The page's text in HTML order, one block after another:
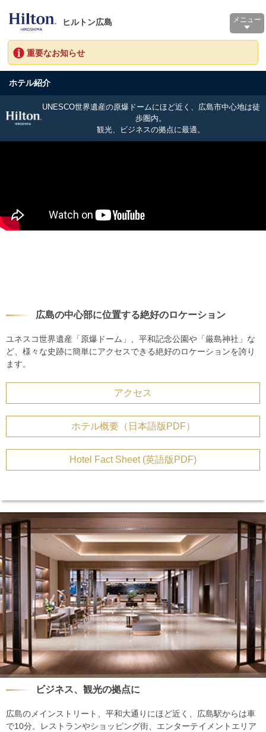
ヒルトン広島 メニュー
重要なお知らせ
ホテル紹介
UNESCO世界遺産の原爆ドームにほど近く、広島市中心地は徒
歩圏内。
観光、ビジネスの拠点に最適。
広島の中心部に位置する絶好のロケーション
ユネスコ世界遺産「原爆ドーム」、平和記念公園や「厳島神社」な
ど、様々な史跡に簡単にアクセスできる絶好のロケーションを誇り
ます。
アクセス
ホテル概要（日本語版PDF）
Hotel Fact Sheet (英語版PDF)
ビジネス、観光の拠点に
広島のメインストリート、平和大通りにほど近く、広島駅からは車
で10分。レストランやショッピング街、エンターテイメントエリア